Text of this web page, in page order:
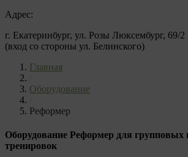
Адрес:
г. Екатеринбург, ул. Розы Люксембург, 69/2
(вход со стороны ул. Белинского)
Главная
Оборудование
Реформер
Оборудование Реформер для групповых
тренировок